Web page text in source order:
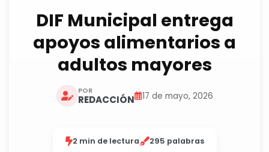
DIF Municipal entrega
apoyos alimentarios a
adultos mayores
POR
REDACCIÓN 17 de mayo, 2026
2 min de lectura 295 palabras